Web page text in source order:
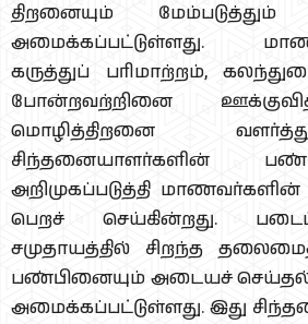
திறனையும்
அமைக்கப்பட்டுள்ளது.
கருத்துப் பரிமாற்றம்,
போன்றவற்றினை
மொழித்திறனை
சிந்தனையாளர்களின்
அறிமுகப்படுத்தி
பெறச் செய்கின்றது.
சமுதாயத்தில் சிறந்த
பண்பினையும் அடையச்
அமைக்கப்பட்டுள்ளது. இது